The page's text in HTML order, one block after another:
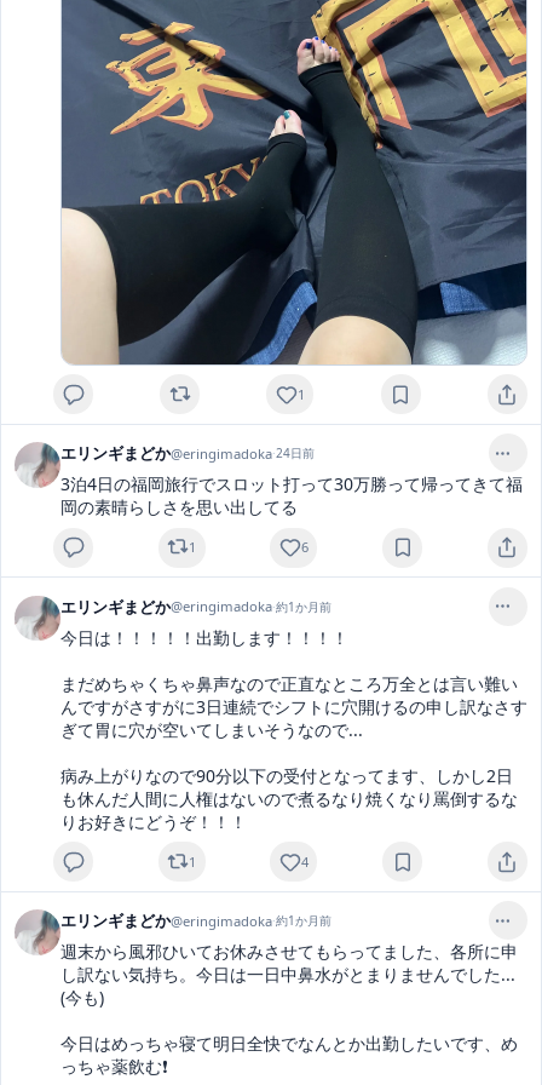
1
エリンギまどか@eringimadoka·24日前
3泊4日の福岡旅行でスロット打って30万勝って帰ってきて福
岡の素晴らしさを思い出してる
1 6
エリンギまどか@eringimadoka·約1か月前
今日は！！！！！出勤します！！！！
まだめちゃくちゃ鼻声なので正直なところ万全とは言い難い
んですがさすがに3日連続でシフトに穴開けるの申し訳なさす
ぎて胃に穴が空いてしまいそうなので...
病み上がりなので90分以下の受付となってます、しかし2日
も休んだ人間に人権はないので煮るなり焼くなり罵倒するな
りお好きにどうぞ！！！
1 4
エリンギまどか@eringimadoka·約1か月前
週末から風邪ひいてお休みさせてもらってました、各所に申
し訳ない気持ち。今日は一日中鼻水がとまりませんでした...
(今も)
今日はめっちゃ寝て明日全快でなんとか出勤したいです、め
っちゃ薬飲む❗️